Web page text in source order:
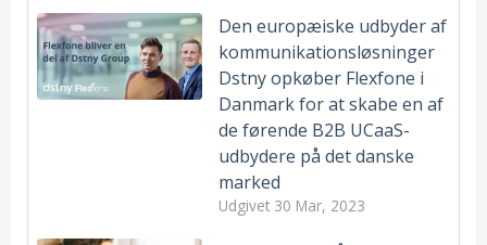
Den europæiske udbyder af
kommunikationsløsninger
Dstny opkøber Flexfone i
Danmark for at skabe en af
de førende B2B UCaaS-
udbydere på det danske
marked
Udgivet 30 Mar, 2023